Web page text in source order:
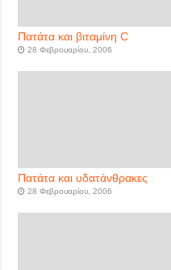
Πατάτα και βιταμίνη C
28 Φεβρουαρίου, 2006
Πατάτα και υδατάνθρακες
28 Φεβρουαρίου, 2006